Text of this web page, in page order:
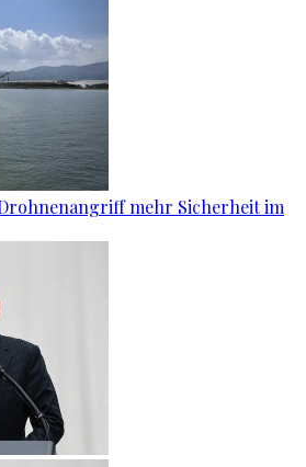
mehr Sicherheit im